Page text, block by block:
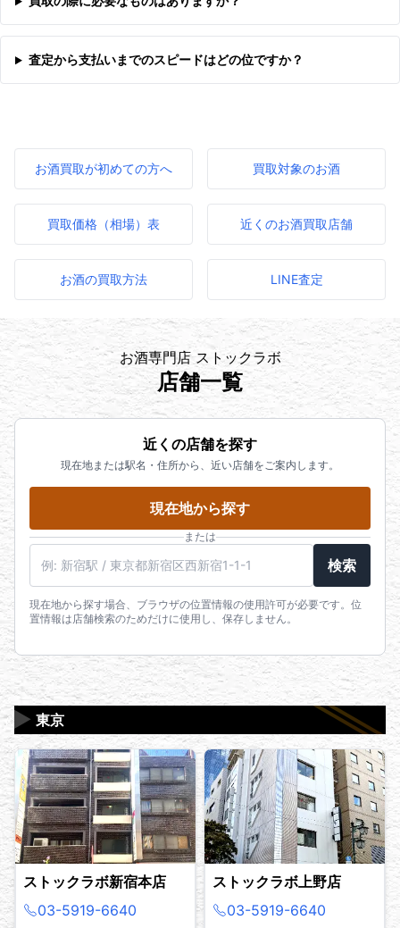
査定から支払いまでのスピードはどの位ですか？
お酒買取が初めての方へ 買取対象のお酒
買取価格（相場）表 近くのお酒買取店舗
お酒の買取方法 LINE査定
お酒専門店 ストックラボ
店舗一覧
近くの店舗を探す
現在地または駅名・住所から、近い店舗をご案内します。
現在地から探す
または
検索
現在地から探す場合、ブラウザの位置情報の使用許可が必要です。位
置情報は店舗検索のためだけに使用し、保存しません。
東京
▶
ストックラボ新宿本店
03-5919-6640
ストックラボ上野店
03-5919-6640